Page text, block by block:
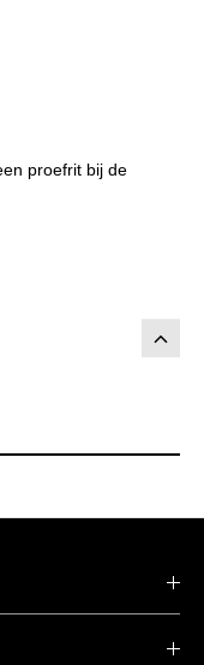
proefrit bij de